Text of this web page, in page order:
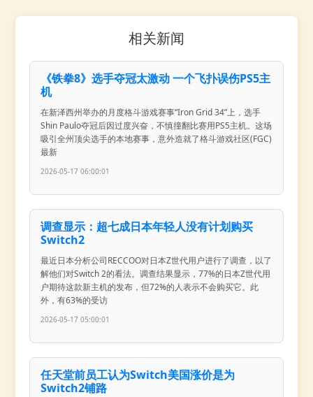
相关新闻
《铁拳8》选手夺冠太激动 一个飞扑误伤PS5主
机
在新泽西州举办的月度格斗游戏赛事“Iron Grid 34”上，选手
Shin Paulo夺冠后因过度兴奋，不慎撞翻比赛用PS5主机。这场
吸引全州顶尖选手的本地赛事，意外造就了格斗游戏社区(FGC)
最新
2026-05-17 06:00:01
调查显示：超七成日本年轻人没有计划购买
Switch2
最近日本分析公司RECCOO对日本Z世代用户进行了调查，以了
解他们对Switch 2的看法。调查结果显示，77%的日本Z世代用
户期待这款新主机的发布，但72%的人表示不会购买它。此
外，有63%的受访
2026-05-17 05:00:01
任天堂前员工认为Switch美国涨价是为
Switch2铺路